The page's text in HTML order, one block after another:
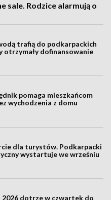
sale. Rodzice alarmują o
trafią do podkarpackich
otrzymały dofinansowanie
pomaga mieszkańcom
wychodzenia z domu
dla turystów. Podkarpacki
wystartuje we wrześniu
2026 dotrze w czwartek do